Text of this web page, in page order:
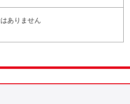
ありません